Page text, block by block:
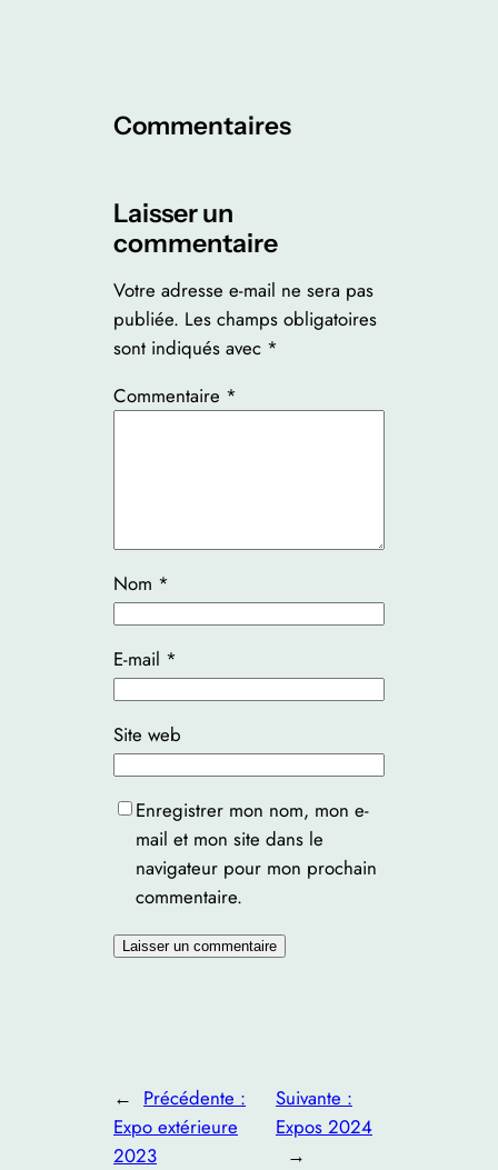
Commentaires
Laisser un
commentaire
Votre adresse e-mail ne sera pas
publiée. Les champs obligatoires
sont indiqués avec *
Commentaire *
Nom *
E-mail *
Site web
Enregistrer mon nom, mon e-
mail et mon site dans le
navigateur pour mon prochain
commentaire.
← Précédente :
Expo extérieure
2023
Suivante :
Expos 2024
→